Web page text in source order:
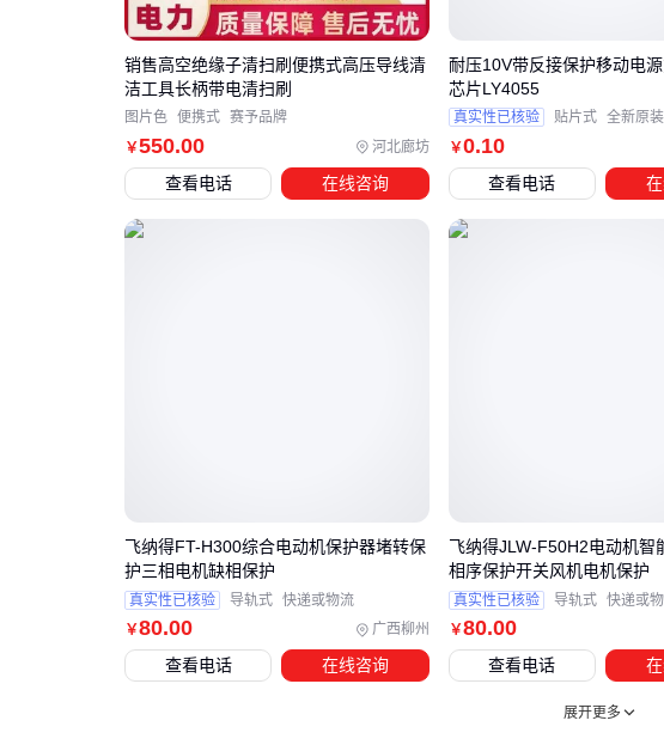
五、通电
电压阈值：
IC载板定制
得住异常，
￥550.00 河北廊坊
销售高空绝缘子清扫刷便携式高压导线清
洁工具长柄带电清扫刷
图片色 便携式 赛予品牌
查看电话 在线咨询
￥0.10
耐压10V带反接保护移动电
芯片LY4055
真实性已核验 贴片式 全新原装
查看电话
￥80.00 广西柳州
飞纳得FT-H300综合电动机保护器堵转保
护三相电机缺相保护
真实性已核验 导轨式 快递或物流
查看电话 在线咨询
￥80.00
飞纳得JLW-F50H2电动机智
相序保护开关风机电机保护
真实性已核验 导轨式 快递或
查看电话
展开更多